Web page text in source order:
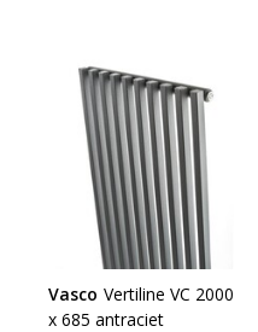
Vasco Vertiline VC 2000
x 685 antraciet